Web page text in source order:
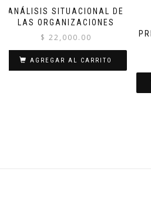
ANÁLISIS SITUACIONAL DE
LAS ORGANIZACIONES
$ 22,000.00
AGREGAR AL CARRITO